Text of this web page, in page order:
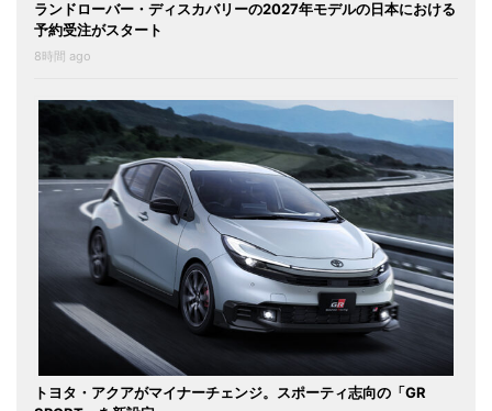
ランドローバー・ディスカバリーの2027年モデルの日本における
予約受注がスタート
8時間 ago
トヨタ・アクアがマイナーチェンジ。スポーティ志向の「GR